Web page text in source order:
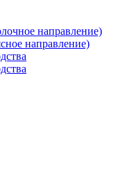
направление)
направление)